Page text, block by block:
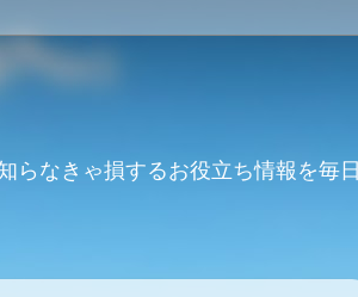
らなきゃ損するお役立ち情報を毎日